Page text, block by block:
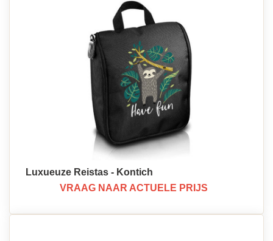
Luxueuze Reistas - Kontich
VRAAG NAAR ACTUELE PRIJS